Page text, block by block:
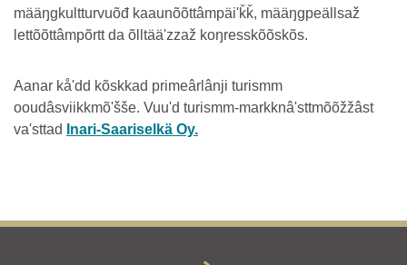
määŋgkultturvuõđ kaaunõõttâmpäiʹǩǩ, määŋgpeällsaž
lettõõttâmpõrtt da õlltääʹzzaž koŋresskõõskõs.
Aanar kåʹdd kõskkad primeârlânji turismm
ooudâsviikkmõʹšše. Vuuʹd turismm-markknâʹsttmõõžžâst
vaʹsttad
Inari-Saariselkä Oy.